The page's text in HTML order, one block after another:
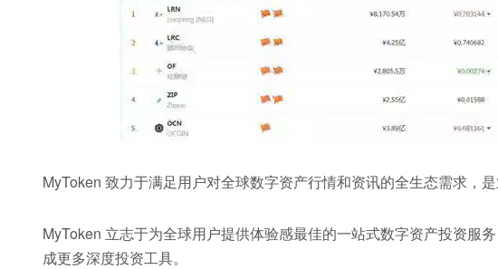
MyToken 致力于满足用户对全球数字资产行情和资讯的全生态需求，
MyToken 立志于为全球用户提供体验感最佳的一站式数字资产投资服
成更多深度投资工具。